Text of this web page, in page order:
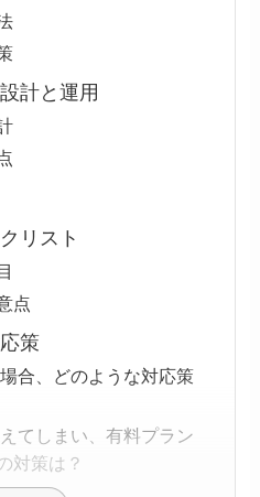
計と運用
リスト
点
策
合、どのような対応策
てしまい、有料プラン
対策は？